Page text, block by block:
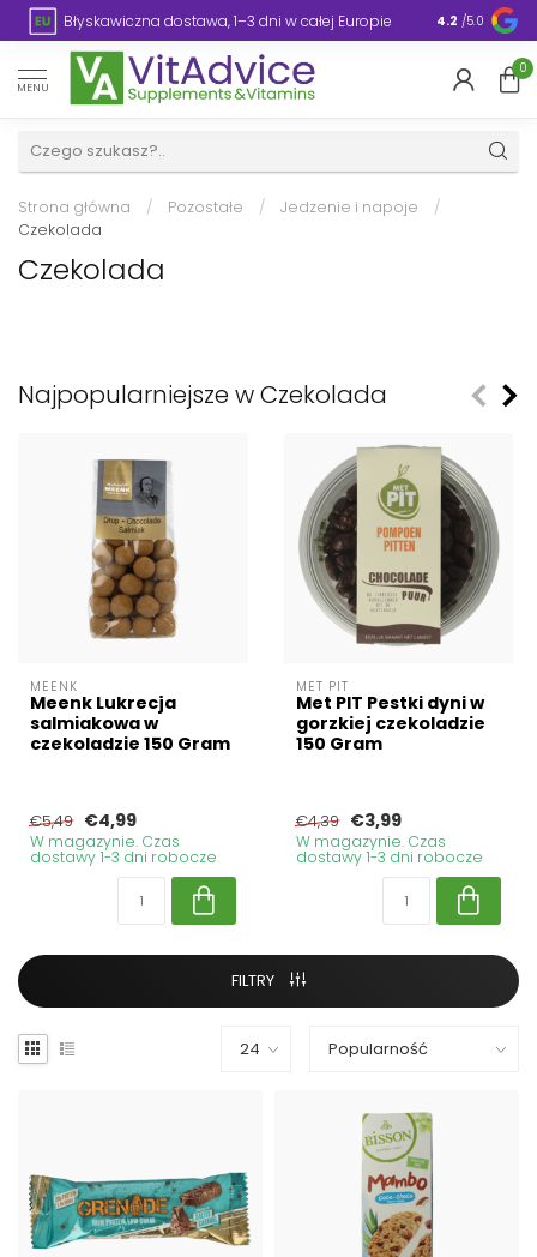
Błyskawiczna dostawa, 1–3 dni w całej Europie 4.2 /5.0
MENU
0
Strona główna / Pozostałe / Jedzenie i napoje
/
Czekolada
Czekolada
Najpopularniejsze w Czekolada
MEENK
Meenk Lukrecja
salmiakowa w
czekoladzie 150 Gram
€5,49 €4,99
W magazynie. Czas
dostawy 1-3 dni robocze
MET PIT
Met PIT Pestki dyni w
gorzkiej czekoladzie
150 Gram
€4,39 €3,99
W magazynie. Czas
dostawy 1-3 dni robocze
FILTRY